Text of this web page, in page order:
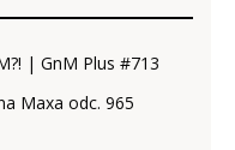
| GnM Plus #713
Maxa odc. 965